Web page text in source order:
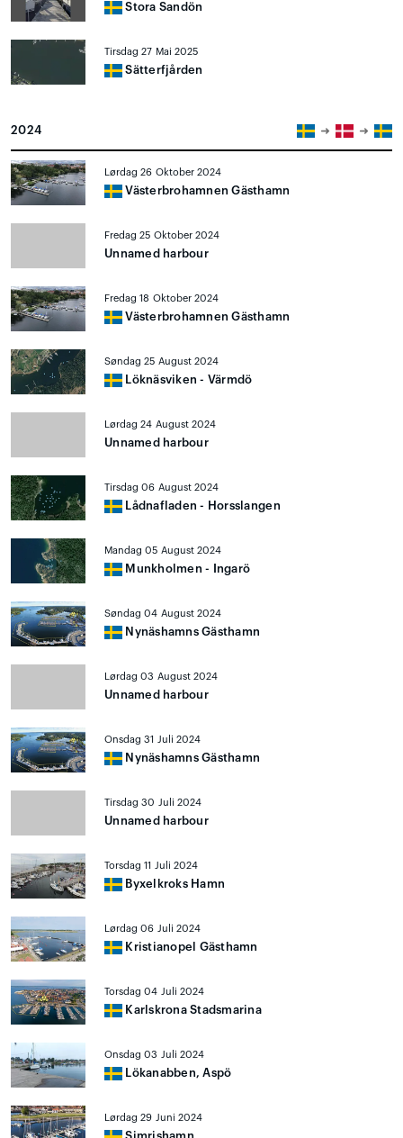
Stora Sandön
Tirsdag 27 Mai 2025
Sätterfjården
2024
Lørdag 26 Oktober 2024
Västerbrohamnen Gästhamn
Fredag 25 Oktober 2024
Unnamed harbour
Fredag 18 Oktober 2024
Västerbrohamnen Gästhamn
Søndag 25 August 2024
Löknäsviken - Värmdö
Lørdag 24 August 2024
Unnamed harbour
Tirsdag 06 August 2024
Lådnafladen - Horsslangen
Mandag 05 August 2024
Munkholmen - Ingarö
Søndag 04 August 2024
Nynäshamns Gästhamn
Lørdag 03 August 2024
Unnamed harbour
Onsdag 31 Juli 2024
Nynäshamns Gästhamn
Tirsdag 30 Juli 2024
Unnamed harbour
Torsdag 11 Juli 2024
Byxelkroks Hamn
Lørdag 06 Juli 2024
Kristianopel Gästhamn
Torsdag 04 Juli 2024
Karlskrona Stadsmarina
Onsdag 03 Juli 2024
Lökanabben, Aspö
Lørdag 29 Juni 2024